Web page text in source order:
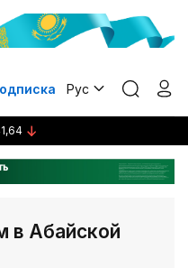
Рус
в Абайской